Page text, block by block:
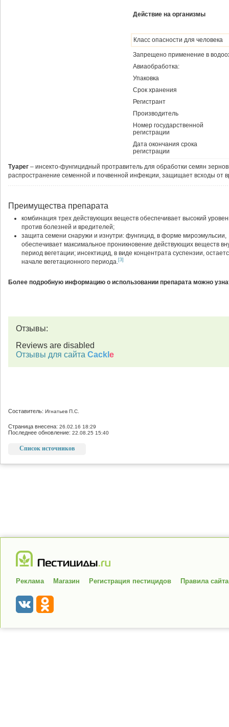
Действие на организмы
Класс опасности для человека
Запрещено применение в
Авиаобработка:
Упаковка
Срок хранения
Регистрант
Производитель
Номер государственной
регистрации
Дата окончания срока
регистрации
Туарег – инсекто-фунгицидный протравитель для обработки семян
распространение семенной и почвенной инфекции, защищает всходы от
Преимущества препарата
комбинация трех действующих веществ обеспечивает высокий
против болезней и вредителей;
защита семени снаружи и изнутри: фунгицид, в форме мироэмульсии,
обеспечивает максимальное проникновение действующих веществ
период вегетации; инсектицид, в виде концентрата суспензии,
начале вегетационного периода. [3]
Более подробную информацию о использовании препарата можно
Отзывы:
Reviews are disabled
Отзывы для сайта Cackl e
Составитель: Игнатьев П.С.
Страница внесена: 26.02.16 18:29
Последнее обновление: 22.08.25 15:40
Список источников
Реклама Магазин Регистрация пестицидов Правила сайта